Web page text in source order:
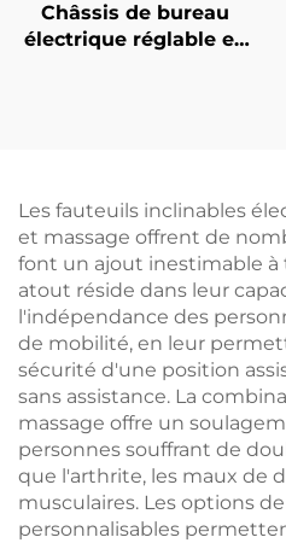
Châssis de bureau
électrique réglable en
Les fauteuils inclinables
et massage offrent de
font un ajout inestimable à
atout réside dans leur
l'indépendance des
de mobilité, en leur
sécurité d'une position
sans assistance. La
massage offre un
personnes souffrant de
que l'arthrite, les maux de
musculaires. Les options
personnalisables